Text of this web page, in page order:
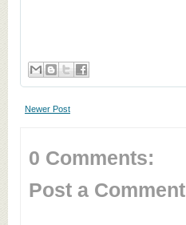
Newer Post
0 Comments:
Post a Comment